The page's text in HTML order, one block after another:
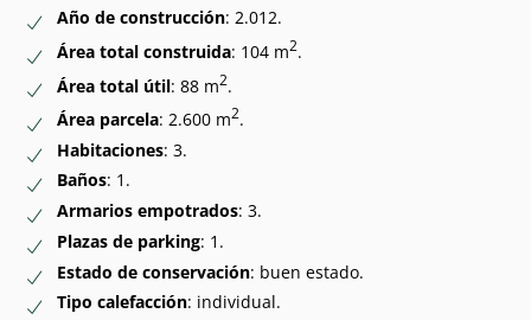
Año de construcción: 2.012.
Área total construida: 104 m2.
Área total útil: 88 m2.
Área parcela: 2.600 m2.
Habitaciones: 3.
Baños: 1.
Armarios empotrados: 3.
Plazas de parking: 1.
Estado de conservación: buen estado.
Tipo calefacción: individual.